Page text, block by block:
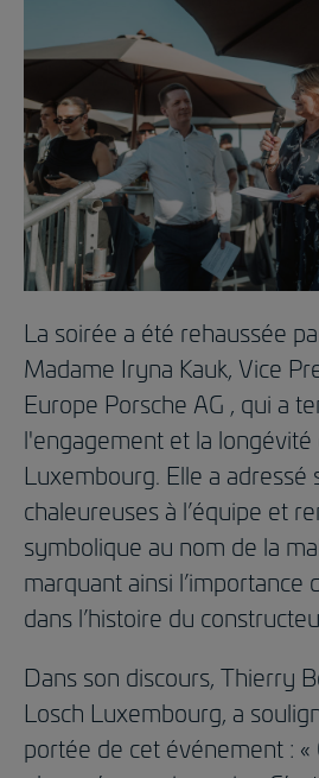
La soirée a été rehaussée
Madame Iryna Kauk, Vice
Europe Porsche AG , qui a
l'engagement et la longévité
Luxembourg. Elle a adressé
chaleureuses à l’équipe et
symbolique au nom de la
marquant ainsi l’importance
dans l’histoire du
Dans son discours, Thierry
Losch Luxembourg, a
portée de cet événement : «